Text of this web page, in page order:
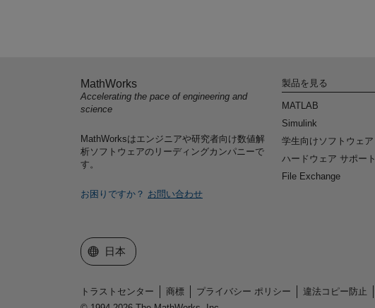
MathWorks
Accelerating the pace of engineering and
science
MathWorksはエンジニアや研究者向け数値解
析ソフトウェアのリーディングカンパニーで
す。
お困りですか？ お問い合わせ
製品を見る
MATLAB
Simulink
学生向けソフトウェア
ハードウェア サポート
File Exchange
Web サイトの選択
日本
トラストセンター 商標 プライバシー ポリシー 違法コピー防止